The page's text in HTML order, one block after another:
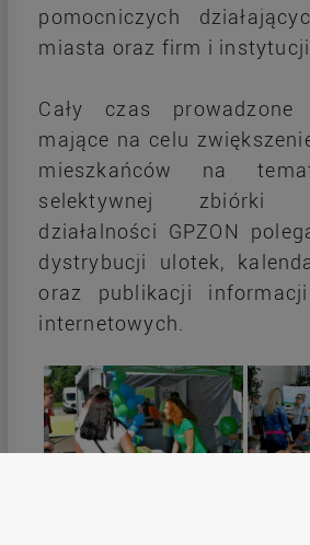
pomocniczych
miasta oraz firm i
Cały czas prowadzone
mające na celu
mieszkańców na
selektywnej zbiórki
działalności GPZON
dystrybucji ulotek,
oraz publikacji
internetowych.